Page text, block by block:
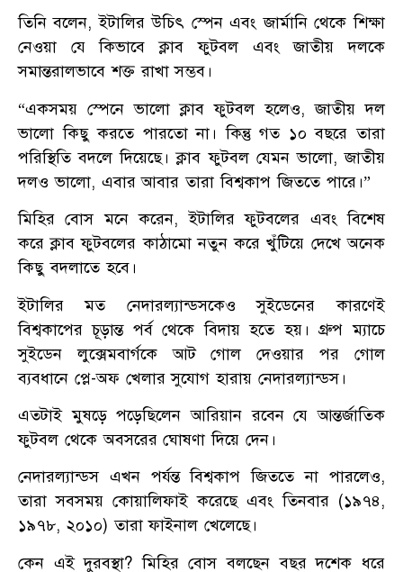
তিনি বলেন, ইটালির উচিৎ স্পেন এবং জার্মানি থেকে শিক্ষা
নেওয়া যে কিভাবে ক্লাব ফুটবল এবং জাতীয় দলকে
সমান্তরালভাবে শক্ত রাখা সম্ভব।
“একসময় স্পেনে ভালো ক্লাব ফুটবল হলেও, জাতীয় দল
ভালো কিছু করতে পারতো না। কিন্তু গত ১০ বছরে তারা
পরিস্থিতি বদলে দিয়েছে। ক্লাব ফুটবল যেমন ভালো, জাতীয়
দলও ভালো, এবার আবার তারা বিশ্বকাপ জিততে পারে।”
মিহির বোস মনে করেন, ইটালির ফুটবলের এবং বিশেষ
করে ক্লাব ফুটবলের কাঠামো নতুন করে খুঁটিয়ে দেখে অনেক
কিছু বদলাতে হবে।
ইটালির মত নেদারল্যান্ডসকেও সুইডেনের কারণেই
বিশ্বকাপের চূড়ান্ত পর্ব থেকে বিদায় হতে হয়। গ্রুপ ম্যাচে
সুইডেন লুক্সেমবার্গকে আট গোল দেওয়ার পর গোল
ব্যবধানে প্লে-অফ খেলার সুযোগ হারায় নেদারল্যান্ডস।
এতটাই মুষড়ে পড়েছিলেন আরিয়ান রবেন যে আন্তর্জাতিক
ফুটবল থেকে অবসরের ঘোষণা দিয়ে দেন।
নেদারল্যান্ডস এখন পর্যন্ত বিশ্বকাপ জিততে না পারলেও,
তারা সবসময় কোয়ালিফাই করেছে এবং তিনবার (১৯৭৪,
১৯৭৮, ২০১০) তারা ফাইনাল খেলেছে।
কেন এই দুরবস্থা? মিহির বোস বলছেন বছর দশেক ধরে